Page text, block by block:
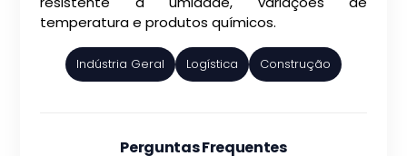
temperatura e produtos químicos.
Indústria Geral Logística Construção
Perguntas Frequentes